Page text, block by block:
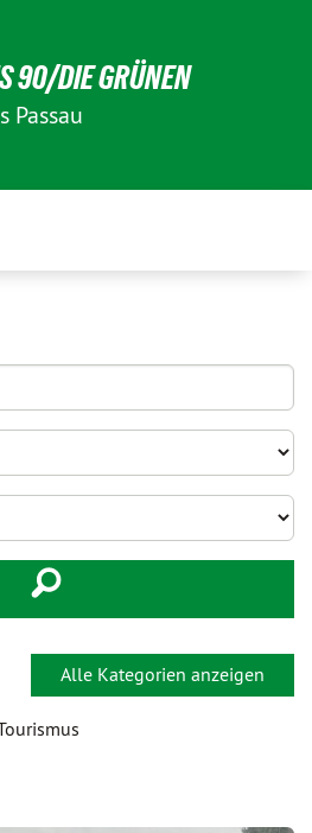
90/DIE GRÜNEN
Passau
Alle Kategorien anzeigen